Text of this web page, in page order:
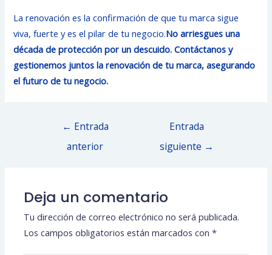
La renovación es la confirmación de que tu marca sigue
viva, fuerte y es el pilar de tu negocio.No arriesgues una
década de protección por un descuido. Contáctanos y
gestionemos juntos la renovación de tu marca, asegurando
el futuro de tu negocio.
Navegación
← Entrada
anterior
Entrada
siguiente →
Deja un comentario
Tu dirección de correo electrónico no será publicada.
Los campos obligatorios están marcados con*